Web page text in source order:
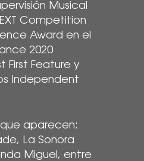
Musical
Competition
Award en el
2020
First Feature y
Independent
aparecen:
La Sonora
Miguel, entre